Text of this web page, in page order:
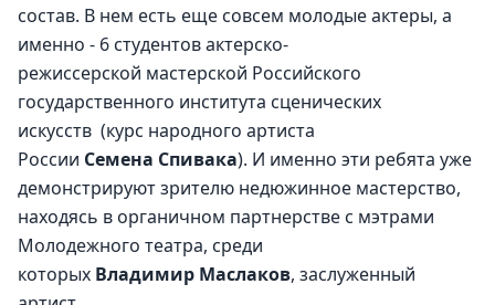
состав. В нем есть еще совсем молодые актеры, а
именно - 6 студентов актерско-
режиссерской мастерской Российского
государственного института сценических
искусств  (курс народного артиста
России Семена Спивака). И именно эти ребята уже
демонстрируют зрителю недюжинное мастерство,
находясь в органичном партнерстве с мэтрами
Молодежного театра, среди
которых Владимир Маслаков, заслуженный